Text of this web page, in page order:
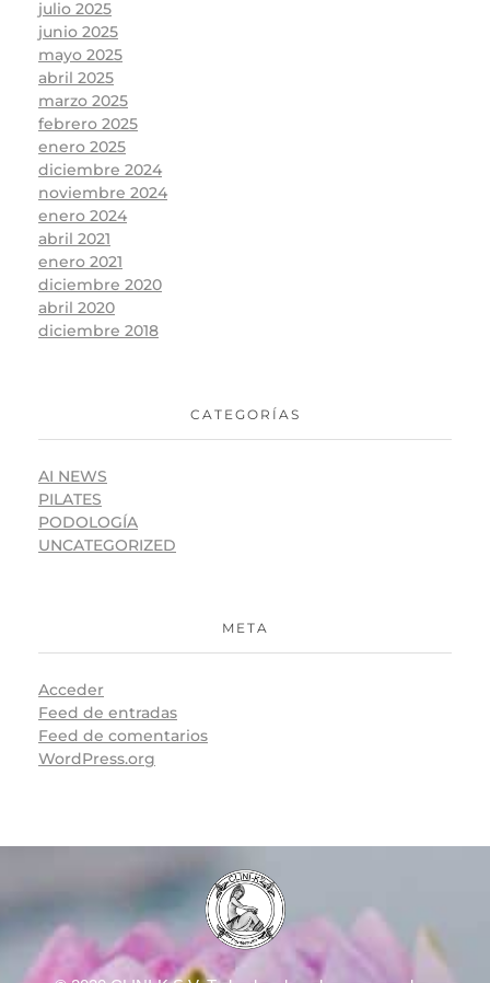
julio 2025
junio 2025
mayo 2025
abril 2025
marzo 2025
febrero 2025
enero 2025
diciembre 2024
noviembre 2024
enero 2024
abril 2021
enero 2021
diciembre 2020
abril 2020
diciembre 2018
CATEGORÍAS
AI NEWS
PILATES
PODOLOGÍA
UNCATEGORIZED
META
Acceder
Feed de entradas
Feed de comentarios
WordPress.org